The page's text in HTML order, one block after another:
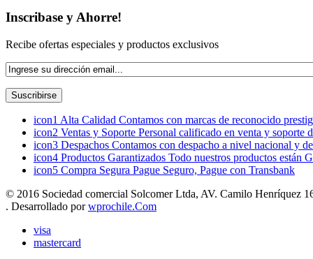
Inscribase y Ahorre!
Recibe ofertas especiales y productos exclusivos
icon1 Alta Calidad Contamos con marcas de reconocido
icon2 Ventas y Soporte Personal calificado en venta y soporte
icon3 Despachos Contamos con despacho a nivel nacional y
icon4 Productos Garantizados Todo nuestros productos están
icon5 Compra Segura Pague Seguro, Pague con Transbank
© 2016 Sociedad comercial Solcomer Ltda, AV. Camilo Henríquez
. Desarrollado porwprochile.Com
visa
mastercard